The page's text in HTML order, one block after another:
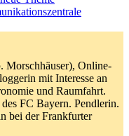
Morschhäuser), Online-
mit Interesse an
und Raumfahrt.
FC Bayern. Pendlerin.
bei der Frankfurter